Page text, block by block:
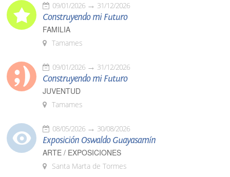
09/01/2026 31/12/2026
Construyendo mi Futuro
FAMILIA
Tamames
09/01/2026 31/12/2026
Construyendo mi Futuro
JUVENTUD
Tamames
08/05/2026 30/08/2026
Exposición Oswaldo Guayasamín
ARTE / EXPOSICIONES
Santa Marta de Tormes